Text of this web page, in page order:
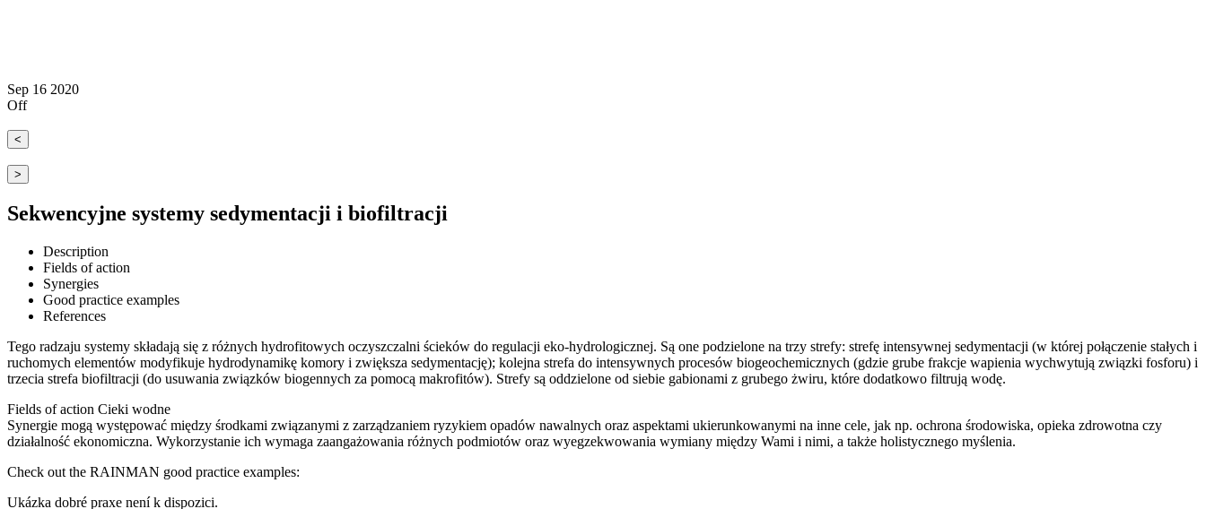
Sep 16 2020
Off
<
>
Sekwencyjne systemy sedymentacji i biofiltracji
Description
Fields of action
Synergies
Good practice examples
References
Tego radzaju systemy składają się z różnych hydrofitowych oczyszczalni ścieków do regulacji eko-hydrologicznej. Są one podzielone na trzy strefy: strefę intensywnej sedymentacji (w której połączenie stałych i
ruchomych elementów modyfikuje hydrodynamikę komory i zwiększa sedymentację); kolejna strefa do intensywnych procesów biogeochemicznych (gdzie grube frakcje wapienia wychwytują związki fosforu) i
trzecia strefa biofiltracji (do usuwania związków biogennych za pomocą makrofitów). Strefy są oddzielone od siebie gabionami z grubego żwiru, które dodatkowo filtrują wodę.
Fields of action Cieki wodne
Synergie mogą występować między środkami związanymi z zarządzaniem ryzykiem opadów nawalnych oraz aspektami ukierunkowanymi na inne cele, jak np. ochrona środowiska, opieka zdrowotna czy
działalność ekonomiczna. Wykorzystanie ich wymaga zaangażowania różnych podmiotów oraz wyegzekwowania wymiany między Wami i nimi, a także holistycznego myślenia.
Check out the RAINMAN good practice examples:
Ukázka dobré praxe není k dispozici.